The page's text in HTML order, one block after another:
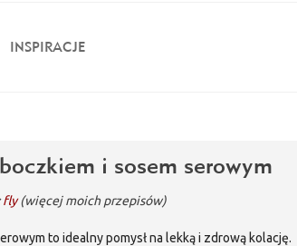
INSPIRACJE
i sosem serowym
fly (więcej moich przepisów)
to idealny pomysł na lekką i zdrową kolację.